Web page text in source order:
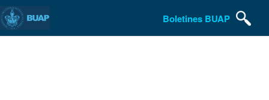
Boletines BUAP